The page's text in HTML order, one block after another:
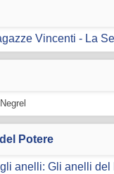
Vincenti - La
Potere
anelli: Gli anelli del